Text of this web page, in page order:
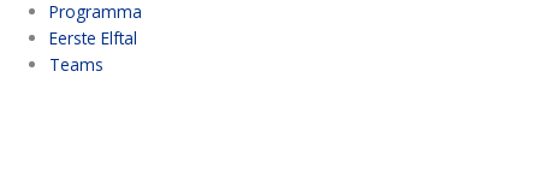
Programma
Eerste Elftal
Teams